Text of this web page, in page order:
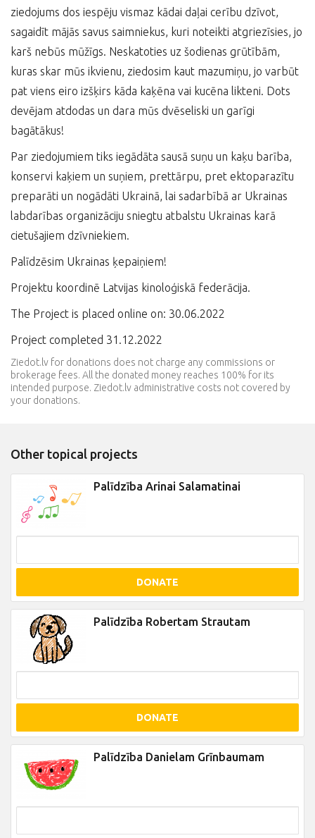
ziedojums dos iespēju vismaz kādai daļai cerību dzīvot,
sagaidīt mājās savus saimniekus, kuri noteikti atgriezīsies, jo
karš nebūs mūžīgs. Neskatoties uz šodienas grūtībām,
kuras skar mūs ikvienu, ziedosim kaut mazumiņu, jo varbūt
pat viens eiro izšķirs kāda kaķēna vai kucēna likteni. Dots
devējam atdodas un dara mūs dvēseliski un garīgi
bagātākus!
Par ziedojumiem tiks iegādāta sausā suņu un kaķu barība,
konservi kaķiem un suņiem, prettārpu, pret ektoparazītu
preparāti un nogādāti Ukrainā, lai sadarbībā ar Ukrainas
labdarības organizāciju sniegtu atbalstu Ukrainas karā
cietušajiem dzīvniekiem.
Palīdzēsim Ukrainas ķepaiņiem!
Projektu koordinē Latvijas kinoloģiskā federācija.
The Project is placed online on: 30.06.2022
Project completed 31.12.2022
Ziedot.lv for donations does not charge any commissions or
brokerage fees. All the donated money reaches 100% for its
intended purpose. Ziedot.lv administrative costs not covered by
your donations.
Other topical projects
Palīdzība Arinai Salamatinai
DONATE
Palīdzība Robertam Strautam
DONATE
Palīdzība Danielam Grīnbaumam